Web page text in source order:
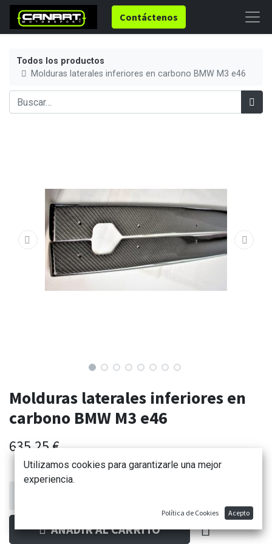
Contáctenos
Todos los productos
Molduras laterales inferiores en carbono BMW M3 e46
Molduras laterales inferiores en
carbono BMW M3 e46
635,25 €
AÑADIR AL CARRITO
Utilizamos cookies para garantizarle una mejor
experiencia.
Política de Cookies Acepto